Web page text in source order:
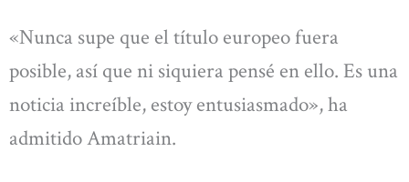
«Nunca supe que el título europeo fuera
posible, así que ni siquiera pensé en ello. Es una
noticia increíble, estoy entusiasmado», ha
admitido Amatriain.